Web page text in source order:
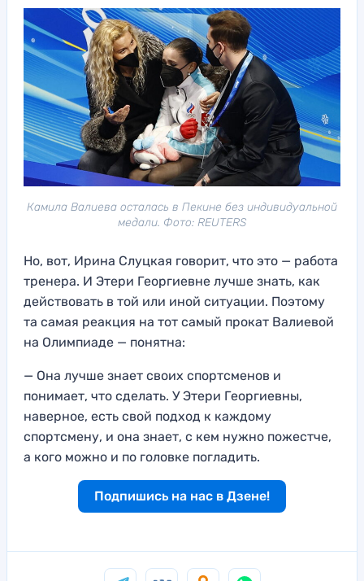
Камила Валиева осталась в Пекине без индивидуальной
медали. Фото: REUTERS
Но, вот, Ирина Слуцкая говорит, что это — работа
тренера. И Этери Георгиевне лучше знать, как
действовать в той или иной ситуации. Поэтому
та самая реакция на тот самый прокат Валиевой
на Олимпиаде — понятна:
— Она лучше знает своих спортсменов и
понимает, что сделать. У Этери Георгиевны,
наверное, есть свой подход к каждому
спортсмену, и она знает, с кем нужно пожестче,
а кого можно и по головке погладить.
Подпишись на нас в Дзене!